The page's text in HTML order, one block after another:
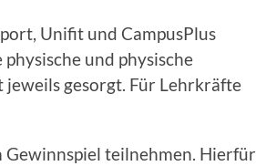
Unifit und CampusPlus
und physische
gesorgt. Für Lehrkräfte
teilnehmen. Hierfür